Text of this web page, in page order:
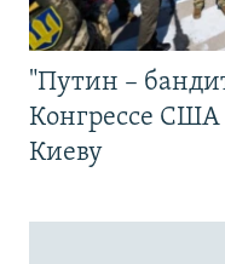
"Путин –
Конгрессе
Киеву